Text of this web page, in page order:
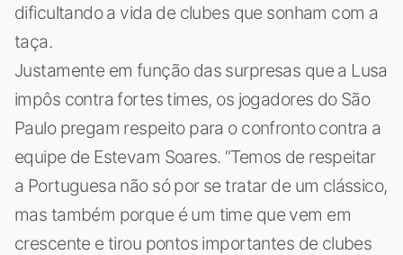
dificultando a vida de clubes que sonham com a
taça.
Justamente em função das surpresas que a Lusa
impôs contra fortes times, os jogadores do São
Paulo pregam respeito para o confronto contra a
equipe de Estevam Soares. “Temos de respeitar
a Portuguesa não só por se tratar de um clássico,
mas também porque é um time que vem em
crescente e tirou pontos importantes de clubes